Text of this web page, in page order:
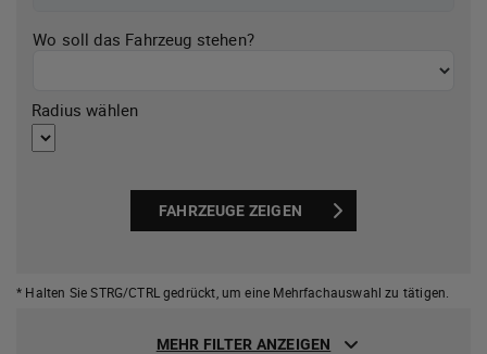
Wo soll das Fahrzeug stehen?
Radius wählen
FAHRZEUGE ZEIGEN
* Halten Sie STRG/CTRL gedrückt, um eine Mehrfachauswahl zu tätigen.
MEHR FILTER ANZEIGEN